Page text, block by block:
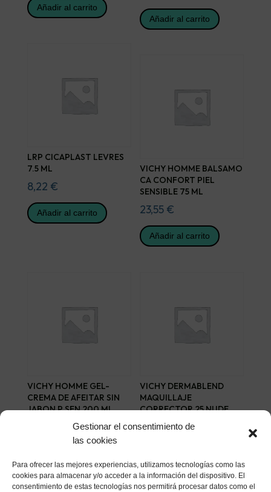
Gestionar el consentimiento de
las cookies
Para ofrecer las mejores experiencias, utilizamos tecnologías como las
cookies para almacenar y/o acceder a la información del dispositivo. El
consentimiento de estas tecnologías nos permitirá procesar datos como el
Añadir al carrito
Añadir al carrito
LRP CICAPLAST LEVRES
7.5 ML
8,22 €
Añadir al carrito
VICHY HOMME BALSAMO
CA CONFORT PIEL
SENSIBLE 75 ML
23,55 €
Añadir al carrito
VICHY HOMME GEL-
CREMA DE AFEITAR SIN
JABON P SEN 200 ML
VICHY DERMABLEND
MAQUILLAJE
CORRECTOR 25 NUDE
FLUIDO
Añadir al carrito